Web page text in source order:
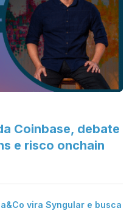
Coinbase, debate
e risco onchain
vira Syngular e busca